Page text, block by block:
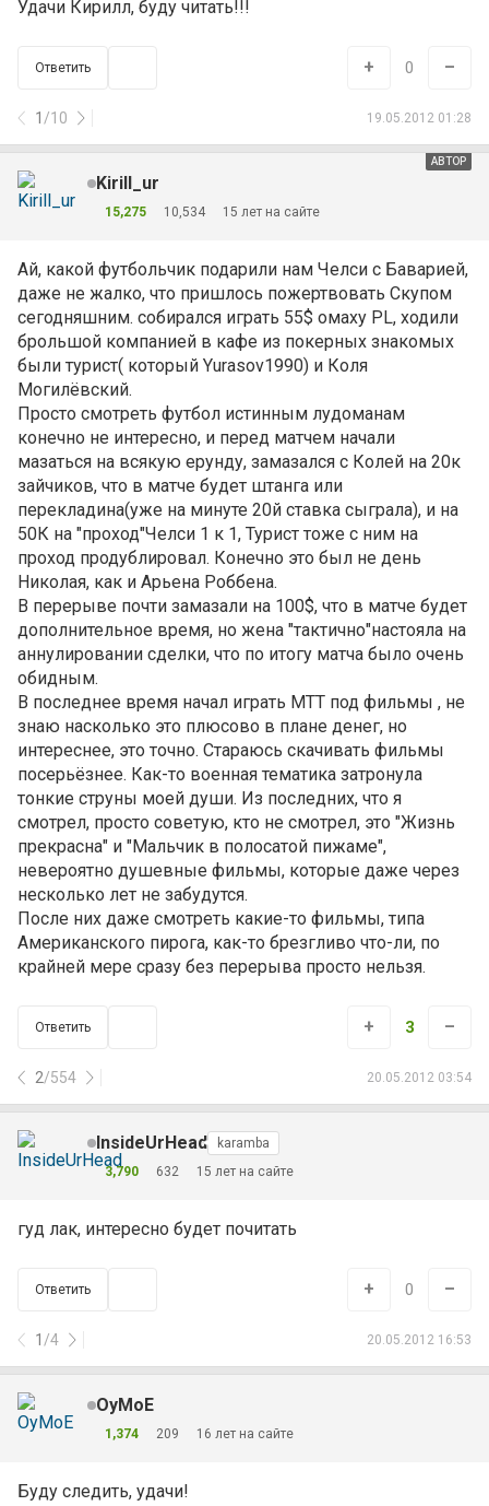
Удачи Кирилл, буду читать!!!
Ответить
1 /10 19.05.2012 01:28
+ 0 –
АВТОР
Kirill_ur
15,275 10,534 15 лет на сайте
Ай, какой футбольчик подарили нам Челси с Баварией,
даже не жалко, что пришлось пожертвовать Скупом
сегодняшним. собирался играть 55$ омаху PL, ходили
брольшой компанией в кафе из покерных знакомых
были турист( который Yurasov1990) и Коля
Могилёвский.
Просто смотреть футбол истинным лудоманам
конечно не интересно, и перед матчем начали
мазаться на всякую ерунду, замазался с Колей на 20к
зайчиков, что в матче будет штанга или
перекладина(уже на минуте 20й ставка сыграла), и на
50К на "проход"Челси 1 к 1, Турист тоже с ним на
проход продублировал. Конечно это был не день
Николая, как и Арьена Роббена.
В перерыве почти замазали на 100$, что в матче будет
дополнительное время, но жена "тактично"настояла на
аннулировании сделки, что по итогу матча было очень
обидным.
В последнее время начал играть МТТ под фильмы , не
знаю насколько это плюсово в плане денег, но
интереснее, это точно. Стараюсь скачивать фильмы
посерьёзнее. Как-то военная тематика затронула
тонкие струны моей души. Из последних, что я
смотрел, просто советую, кто не смотрел, это "Жизнь
прекрасна" и "Мальчик в полосатой пижаме",
невероятно душевные фильмы, которые даже через
несколько лет не забудутся.
После них даже смотреть какие-то фильмы, типа
Американского пирога, как-то брезгливо что-ли, по
крайней мере сразу без перерыва просто нельзя.
Ответить
2/554 20.05.2012 03:54
+ 3 –
InsideUrHead
karamba
3,790
632 15 лет на сайте
гуд лак, интересно будет почитать
Ответить
1 /4 20.05.2012 16:53
+ 0 –
OyMoE
1,374 209 16 лет на сайте
Буду следить, удачи!